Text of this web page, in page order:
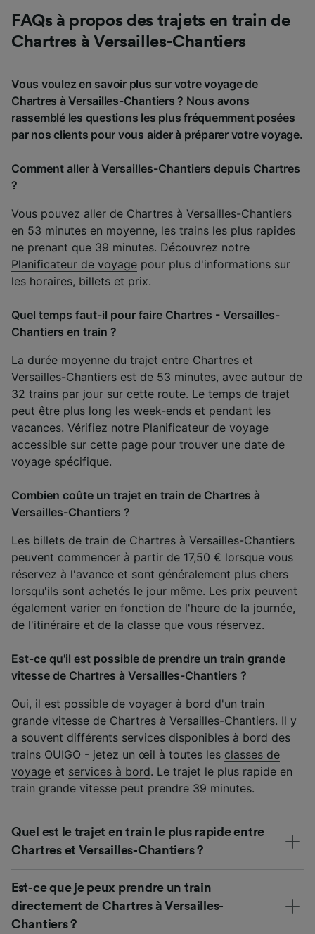
FAQs à propos des trajets en train de
Chartres à Versailles-Chantiers
Vous voulez en savoir plus sur votre voyage de
Chartres à Versailles-Chantiers ? Nous avons
rassemblé les questions les plus fréquemment posées
par nos clients pour vous aider à préparer votre voyage.
Comment aller à Versailles-Chantiers depuis Chartres
?
Vous pouvez aller de Chartres à Versailles-Chantiers
en 53 minutes en moyenne, les trains les plus rapides
ne prenant que 39 minutes. Découvrez notre
Planificateur de voyage pour plus d'informations sur
les horaires, billets et prix.
Quel temps faut-il pour faire Chartres - Versailles-
Chantiers en train ?
La durée moyenne du trajet entre Chartres et
Versailles-Chantiers est de 53 minutes, avec autour de
32 trains par jour sur cette route. Le temps de trajet
peut être plus long les week-ends et pendant les
vacances. Vérifiez notre Planificateur de voyage
accessible sur cette page pour trouver une date de
voyage spécifique.
Combien coûte un trajet en train de Chartres à
Versailles-Chantiers ?
Les billets de train de Chartres à Versailles-Chantiers
peuvent commencer à partir de 17,50 € lorsque vous
réservez à l'avance et sont généralement plus chers
lorsqu'ils sont achetés le jour même. Les prix peuvent
également varier en fonction de l'heure de la journée,
de l'itinéraire et de la classe que vous réservez.
Est-ce qu'il est possible de prendre un train grande
vitesse de Chartres à Versailles-Chantiers ?
Oui, il est possible de voyager à bord d'un train
grande vitesse de Chartres à Versailles-Chantiers. Il y
a souvent différents services disponibles à bord des
trains OUIGO - jetez un œil à toutes les classes de
voyage et services à bord. Le trajet le plus rapide en
train grande vitesse peut prendre 39 minutes.
Quel est le trajet en train le plus rapide entre
Chartres et Versailles-Chantiers ?
Est-ce que je peux prendre un train
directement de Chartres à Versailles-
Chantiers ?